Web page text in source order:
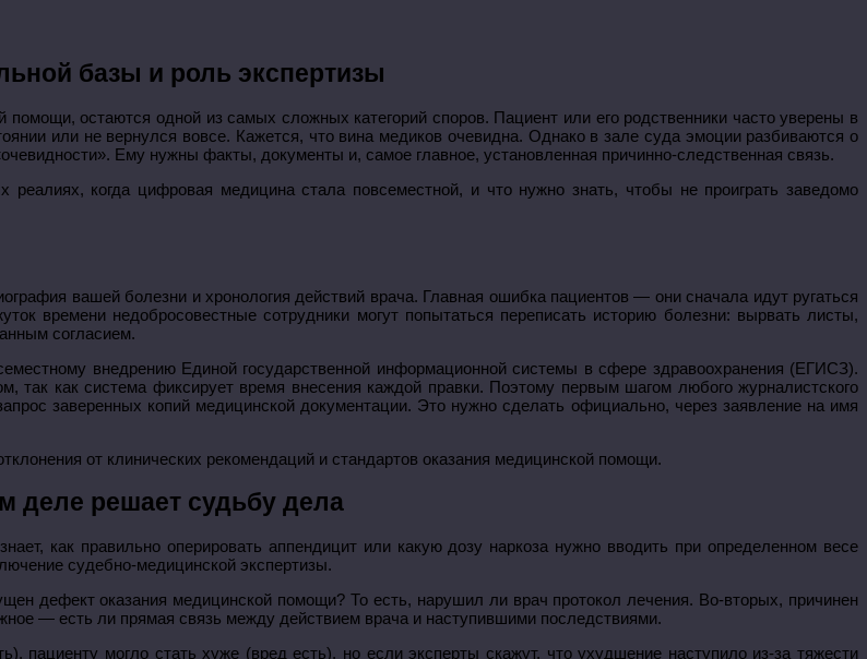
базы и роль экспертизы
остаются одной из самых сложных категорий споров. Пациент или его родственники часто уверены в
или не вернулся вовсе. Кажется, что вина медиков очевидна. Однако в зале суда эмоции разбиваются о
Ему нужны факты, документы и, самое главное, установленная причинно-следственная связь.
реалиях, когда цифровая медицина стала повсеместной, и что нужно знать, чтобы не проиграть заведомо
вашей болезни и хронология действий врача. Главная ошибка пациентов — они сначала идут ругаться
времени недобросовестные сотрудники могут попытаться переписать историю болезни: вырвать листы,
согласием.
внедрению Единой государственной информационной системы в сфере здравоохранения (ЕГИСЗ).
как система фиксирует время внесения каждой правки. Поэтому первым шагом любого журналистского
заверенных копий медицинской документации. Это нужно сделать официально, через заявление на имя
от клинических рекомендаций и стандартов оказания медицинской помощи.
деле решает судьбу дела
как правильно оперировать аппендицит или какую дозу наркоза нужно вводить при определенном весе
судебно-медицинской экспертизы.
дефект оказания медицинской помощи? То есть, нарушил ли врач протокол лечения. Во-вторых, причинен
— есть ли прямая связь между действием врача и наступившими последствиями.
пациенту могло стать хуже (вред есть), но если эксперты скажут, что ухудшение наступило из-за тяжести